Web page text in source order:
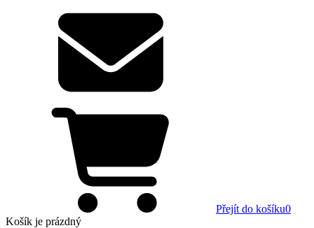
Přejít do košíku0
Košík je prázdný